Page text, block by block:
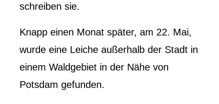
schreiben sie.
Knapp einen Monat später, am 22. Mai,
wurde eine Leiche außerhalb der Stadt in
einem Waldgebiet in der Nähe von
Potsdam gefunden.